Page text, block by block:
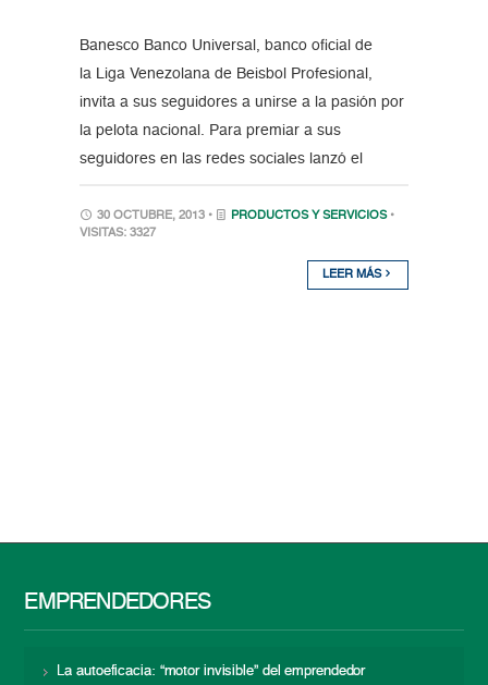
Banesco Banco Universal, banco oficial de
la Liga Venezolana de Beisbol Profesional,
invita a sus seguidores a unirse a la pasión por
la pelota nacional. Para premiar a sus
seguidores en las redes sociales lanzó el
30 OCTUBRE, 2013 • PRODUCTOS Y SERVICIOS •
VISITAS: 3327
LEER MÁS
EMPRENDEDORES
La autoeficacia: “motor invisible” del emprendedor